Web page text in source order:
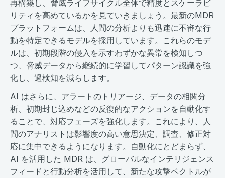
再構築し、脅威ライフサイクル全体で精度とスケーラビ
リティを高めているかを見ていきましょう。最新のMDR
プラットフォームは、人間の分析よりも迅速に不審な行
動を特定できるモデルを採用しています。これらのモデ
ルは、初期段階の侵入を示すわずかな異常を検知しつ
つ、脅威データから継続的に学習してパターン認識を強
化し、過検知を減らします。
AI はさらに、 アラートのトリアージ、データの相関分
析、初期封じ込めなどの反復的なアクションを自動化す
ることで、対応フェーズを強化します。これにより、人
間のアナリストは影響度の高い意思決定、調査、修正対
応に集中できるようになります。自動化にとどまらず、
AI を活用した MDR は、グローバルなインテリジェンス
フィードと行動分析を活用して、新たな攻撃ベクトルが